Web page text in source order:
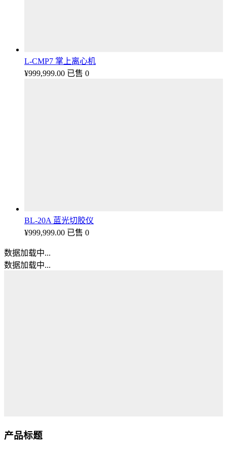
L-CMP7 掌上离心机
¥999,999.00 已售 0
BL-20A 蓝光切胶仪
¥999,999.00 已售 0
数据加载中...
数据加载中...
产品标题